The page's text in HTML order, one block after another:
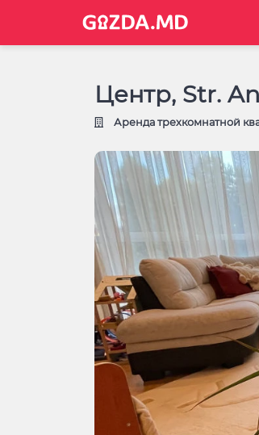
Центр, Str.
Аренда трехкомнатной